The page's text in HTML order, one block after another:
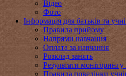
Відео
Фото
Інформація для батьків та
Правила прийому
Напрями навчання
Оплата за навчання
Розклад занять
Результати моніторингу
Правила поведінки